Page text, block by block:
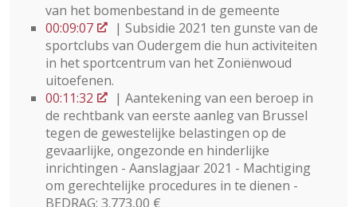
van het bomenbestand in de gemeente
00:09:07
| Subsidie 2021 ten gunste van de
sportclubs van Oudergem die hun activiteiten
in het sportcentrum van het Zoniënwoud
uitoefenen.
00:11:32
| Aantekening van een beroep in
de rechtbank van eerste aanleg van Brussel
tegen de gewestelijke belastingen op de
gevaarlijke, ongezonde en hinderlijke
inrichtingen - Aanslagjaar 2021 - Machtiging
om gerechtelijke procedures in te dienen -
BEDRAG: 3.773,00 €